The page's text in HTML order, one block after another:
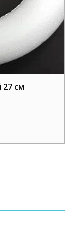
27 см